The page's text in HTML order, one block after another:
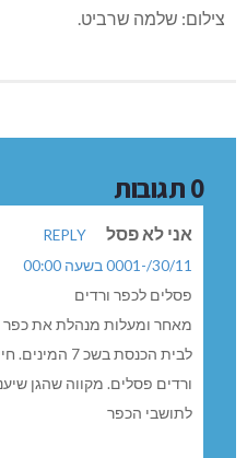
צילום: שלמה שרביט.
0 תגובות
אני לא פסל
REPLY
30/11/-0001 בשעה 00:00
פסלים לכפר ורדים
מאחר ומעלות מנהלת את כפר
לבית הכנסת
ורדים פסלים. מקווה שהגן
לתושבי הכפר